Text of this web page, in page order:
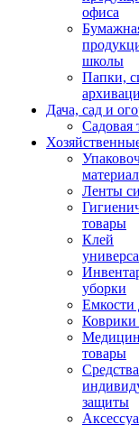
офиса
школы
Папки,
Дача, сад и
Садовая
Ленты
товары
Клей
уборки
Емкости
Коврики
товары
Средства
защиты